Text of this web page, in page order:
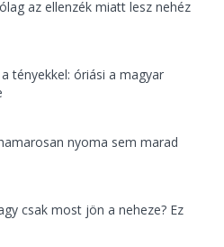
az ellenzék miatt lesz nehéz
tényekkel: óriási a magyar
nyoma sem marad
csak most jön a neheze? Ez